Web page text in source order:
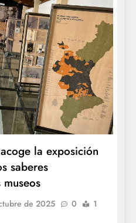
la exposición
saberes
de 2025 0
1